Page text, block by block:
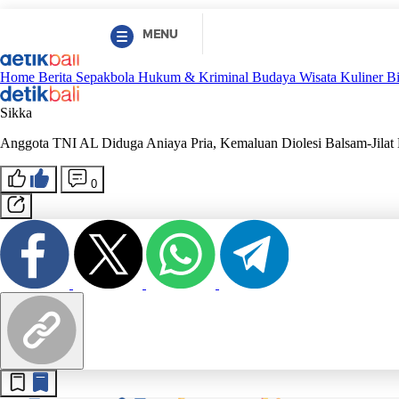
MENU
Home Berita Sepakbola Hukum & Kriminal Budaya Wisata Kuliner
Sikka
Anggota TNI AL Diduga Aniaya Pria, Kemaluan Diolesi Balsam-Jilat
0